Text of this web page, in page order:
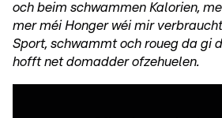
och beim schwammen Kalorien,
mer méi Honger wéi mir
Sport, schwammt och roueg da gi
hofft net domadder ofzehuelen.